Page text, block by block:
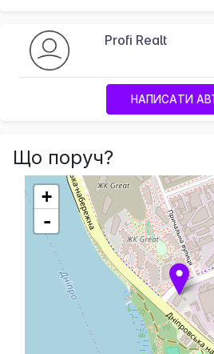
Profi Realt
НАПИСАТИ
Що поруч?
+
-